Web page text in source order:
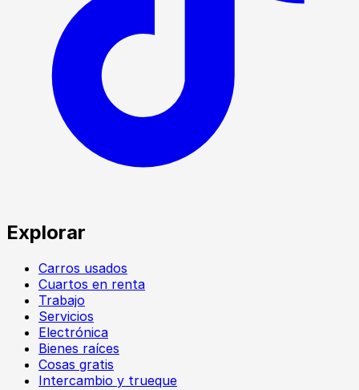
Explorar
Carros usados
Cuartos en renta
Trabajo
Servicios
Electrónica
Bienes raíces
Cosas gratis
Intercambio y trueque